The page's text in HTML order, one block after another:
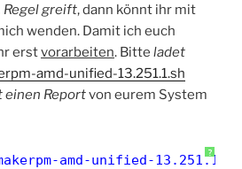
Regel greift, dann könnt ihr mit
wenden. Damit ich euch
erstvorarbeiten. Bitte ladet
amd-unified-13.251.1.sh
Reportvon eurem System
?
amd-unified-